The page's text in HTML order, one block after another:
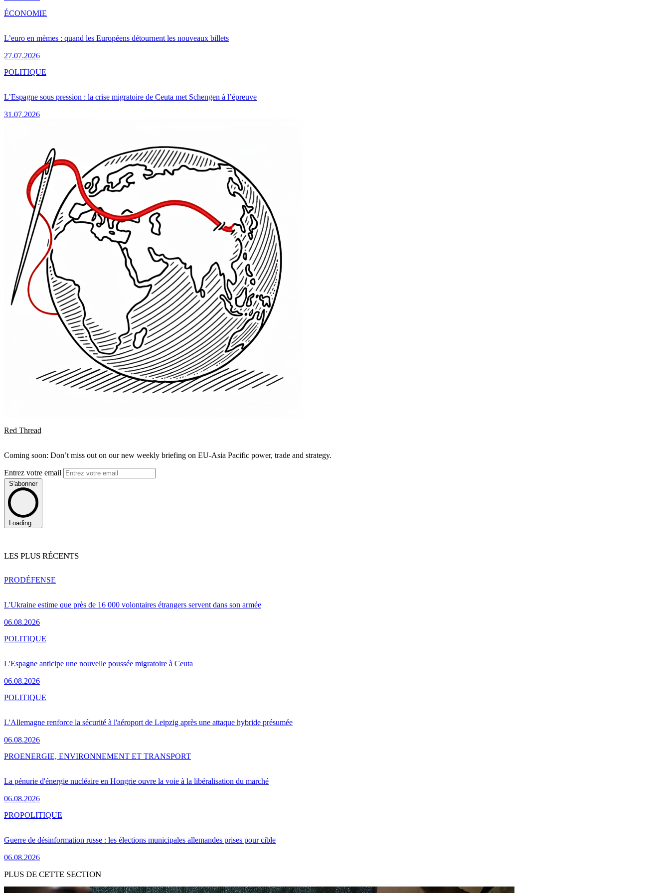
L’euro en mèmes : quand les Européens détournent les nouveaux billets
27.07.2026
ÉCONOMIE
L’Espagne sous pression : la crise migratoire de Ceuta met Schengen à l’épreuve
31.07.2026
POLITIQUE
Red Thread
Coming soon: Don’t miss out on our new weekly briefing on EU-Asia Pacific power, trade and strategy.
Entrez votre email
S'abonner
Loading...
LES PLUS RÉCENTS
L'Ukraine estime que près de 16 000 volontaires étrangers servent dans son armée
06.08.2026
PRODÉFENSE
L'Espagne anticipe une nouvelle poussée migratoire à Ceuta
06.08.2026
POLITIQUE
L'Allemagne renforce la sécurité à l'aéroport de Leipzig après une attaque hybride présumée
06.08.2026
POLITIQUE
La pénurie d'énergie nucléaire en Hongrie ouvre la voie à la libéralisation du marché
06.08.2026
PROENERGIE, ENVIRONNEMENT ET TRANSPORT
Guerre de désinformation russe : les élections municipales allemandes prises pour cible
06.08.2026
PROPOLITIQUE
PLUS DE CETTE SECTION